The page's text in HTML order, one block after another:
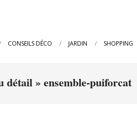
CONSEILS DÉCO JARDIN SHOPPING
détail »ensemble-puiforcat